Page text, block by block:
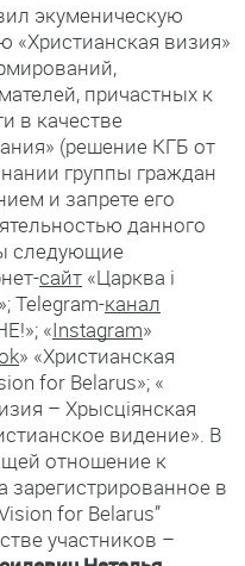
экуменическую
визия»
причастных к
в качестве
(решение КГБ от
группы граждан
и запрете его
данного
следующие
сайт «Царква і
Telegram-канал
«Instagram»
» «Христианская
for Belarus»; «
– Хрысціянская
видение». В
отношение к
в
for Belarus”
участников –